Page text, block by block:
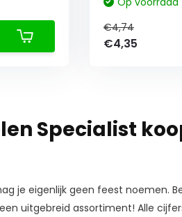
€4,74
€4,35
Specialist
je eigenlijk geen feest noemen.
uitgebreid assortiment! Alle